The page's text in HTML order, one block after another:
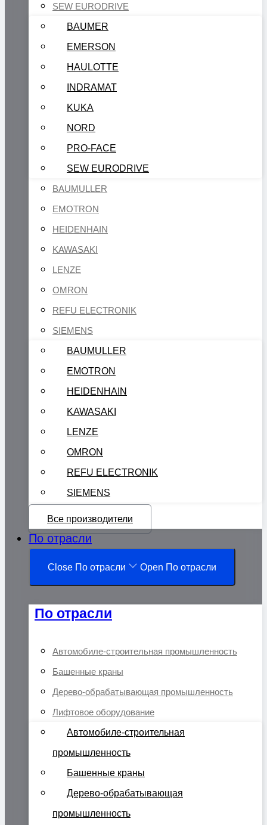
SEW EURODRIVE
BAUMER
EMERSON
HAULOTTE
INDRAMAT
KUKA
NORD
PRO-FACE
SEW EURODRIVE
BAUMULLER
EMOTRON
HEIDENHAIN
KAWASAKI
LENZE
OMRON
REFU ELECTRONIK
SIEMENS
BAUMULLER
EMOTRON
HEIDENHAIN
KAWASAKI
LENZE
OMRON
REFU ELECTRONIK
SIEMENS
Все производители
По отрасли
Close По отрасли Open По отрасли
По отрасли
Автомобиле-строительная промышленность
Башенные краны
Дерево-обрабатывающая промышленность
Лифтовое оборудование
Автомобиле-строительная
промышленность
Башенные краны
Дерево-обрабатывающая
промышленность